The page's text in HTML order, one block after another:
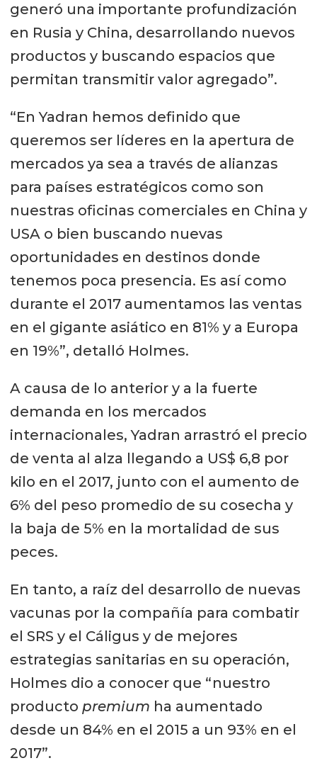
generó una importante profundización
en Rusia y China, desarrollando nuevos
productos y buscando espacios que
permitan transmitir valor agregado”.
“En Yadran hemos definido que
queremos ser líderes en la apertura de
mercados ya sea a través de alianzas
para países estratégicos como son
nuestras oficinas comerciales en China y
USA o bien buscando nuevas
oportunidades en destinos donde
tenemos poca presencia. Es así como
durante el 2017 aumentamos las ventas
en el gigante asiático en 81% y a Europa
en 19%”, detalló Holmes.
A causa de lo anterior y a la fuerte
demanda en los mercados
internacionales, Yadran arrastró el precio
de venta al alza llegando a US$ 6,8 por
kilo en el 2017, junto con el aumento de
6% del peso promedio de su cosecha y
la baja de 5% en la mortalidad de sus
peces.
En tanto, a raíz del desarrollo de nuevas
vacunas por la compañía para combatir
el SRS y el Cáligus y de mejores
estrategias sanitarias en su operación,
Holmes dio a conocer que “nuestro
producto premium ha aumentado
desde un 84% en el 2015 a un 93% en el
2017”.